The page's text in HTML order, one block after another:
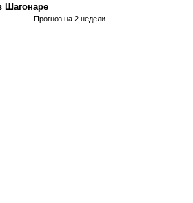
Шагонаре
Прогноз на 2 недели